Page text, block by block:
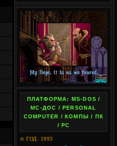
ПЛАТФОРМА: MS-DOS /
МС-ДОС / PERSONAL
COMPUTER / КОМПЫ / ПК
/ PC
✫ ГОД: 1993